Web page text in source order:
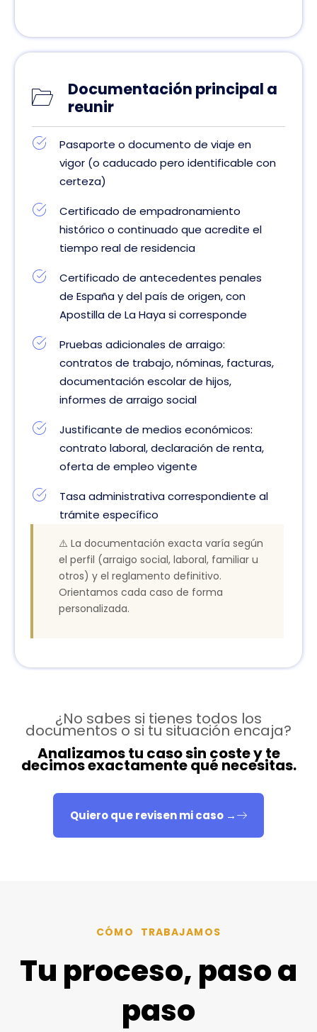
Documentación principal a
reunir
Pasaporte o documento de viaje en
vigor (o caducado pero identificable con
certeza)
Certificado de empadronamiento
histórico o continuado que acredite el
tiempo real de residencia
Certificado de antecedentes penales
de España y del país de origen, con
Apostilla de La Haya si corresponde
Pruebas adicionales de arraigo:
contratos de trabajo, nóminas, facturas,
documentación escolar de hijos,
informes de arraigo social
Justificante de medios económicos:
contrato laboral, declaración de renta,
oferta de empleo vigente
Tasa administrativa correspondiente al
trámite específico
⚠️ La documentación exacta varía según
el perfil (arraigo social, laboral, familiar u
otros) y el reglamento definitivo.
Orientamos cada caso de forma
personalizada.
¿No sabes si tienes todos los
documentos o si tu situación encaja?
Analizamos tu caso sin coste y te
decimos exactamente qué necesitas.
Quiero que revisen mi caso →
CÓMO TRABAJAMOS
Tu proceso, paso a
paso